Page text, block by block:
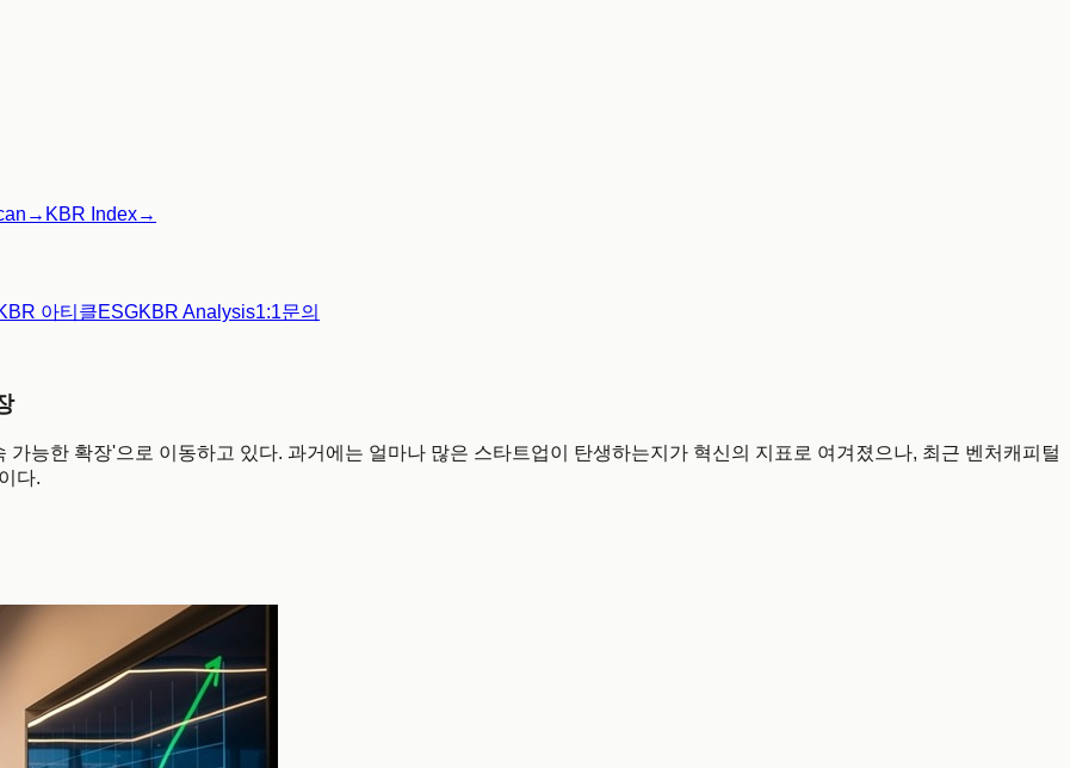
→ KBR Index→
아티클ESGKBR Analysis1:1문의
능한 확장'으로 이동하고 있다. 과거에는 얼마나 많은 스타트업이 탄생하는지가 혁신의 지표로 여겨졌으나, 최근 벤처캐피털
다.